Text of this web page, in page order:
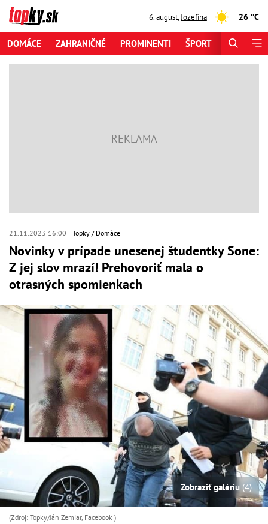
6. august,Jozefína 26 °C
DOMÁCE ZAHRANIČNÉ PROMINENTI ŠPORT
21.11.2023 16:00 Topky Domáce
Novinky v prípade unesenej študentky Sone:
Z jej slov mrazí! Prehovoriť mala o
otrasných spomienkach
Zobraziť galériu (4)
(Zdroj: Topky/Ján Zemiar, Facebook )